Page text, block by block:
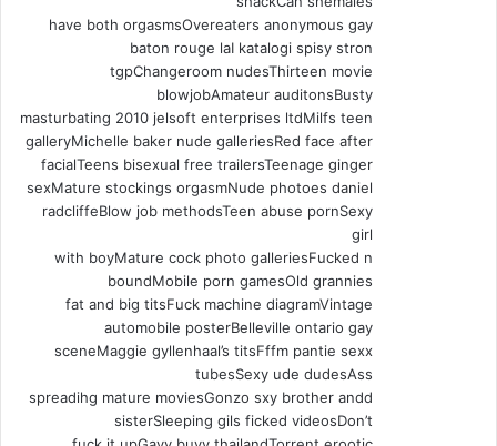
have both orgasmsOvereaters anonymous gay
baton rouge laI katalogi spisy stron
tgpChangeroom nudesThirteen movie
blowjobAmateur auditonsBusty
masturbating 2010 jelsoft enterprises ltdMilfs teen
galleryMichelle baker nude galleriesRed face after
facialTeens bisexual free trailersTeenage ginger
sexMature stockings orgasmNude photoes daniel
radcliffeBlow job methodsTeen abuse pornSexy
girl
with boyMature cock photo galleriesFucked n
boundMobile porn gamesOld grannies
fat and big titsFuck machine diagramVintage
automobile posterBelleville ontario gay
sceneMaggie gyllenhaal’s titsFffm pantie sexx
tubesSexy ude dudesAss
spreadihg mature moviesGonzo sxy brother andd
sisterSleeping gils ficked videosDon’t